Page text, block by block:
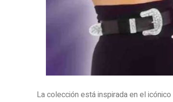
La colección está inspirada en el icónico